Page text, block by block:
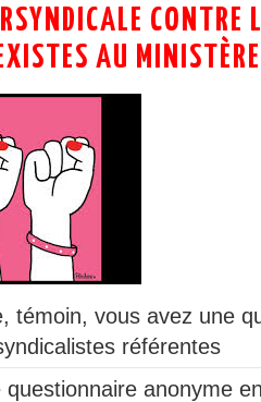
CONTRE
AU MINISTÈRE
témoin, vous avez une
référentes
anonyme